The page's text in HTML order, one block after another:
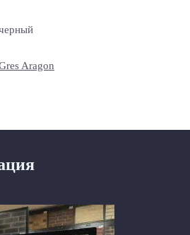
Aragon